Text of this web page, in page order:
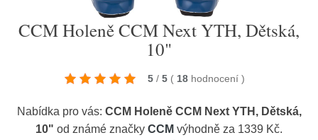
CCM Holeně CCM Next YTH, Dětská,
10"
5 / 5 ( 18 hodnocení )
Nabídka pro vás: CCM Holeně CCM Next YTH, Dětská,
10" od známé značky CCM výhodně za 1339 Kč.